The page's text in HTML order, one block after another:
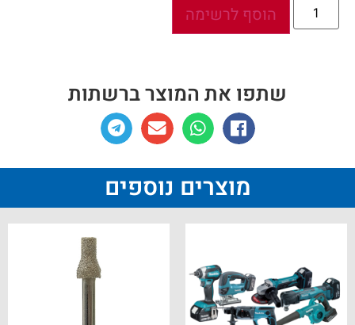
הוסף לרשימה
שתפו את המוצר ברשתות
מוצרים נוספים